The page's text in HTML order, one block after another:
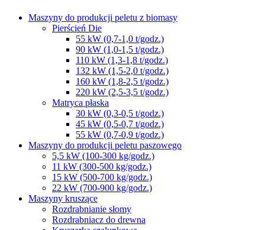
Maszyny do produkcji peletu z biomasy
Pierścień Die
55 kW (0,7-1,0 t/godz.)
90 kW (1,0-1,5 t/godz.)
110 kW (1,3-1,8 t/godz.)
132 kW (1,5-2,0 t/godz.)
160 kW (1,8-2,5 t/godz.)
220 kW (2,5-3,5 t/godz.)
Matryca płaska
30 kW (0,3-0,5 t/godz.)
45 kW (0,5-0,7 t/godz.)
55 kW (0,7-0,9 t/godz.)
Maszyny do produkcji peletu paszowego
5,5 kW (100-300 kg/godz.)
11 kW (300-500 kg/godz.)
15 kW (500-700 kg/godz.)
22 kW (700-900 kg/godz.)
Maszyny kruszące
Rozdrabnianie słomy
Rozdrabniacz do drewna